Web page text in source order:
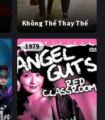
Không Thể Thay Thế
1979